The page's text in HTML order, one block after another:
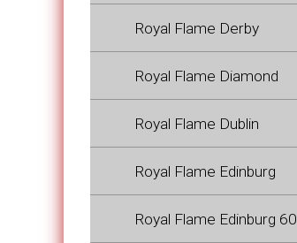
Royal Flame Derby
Royal Flame Diamond
Royal Flame Dublin
Royal Flame Edinburg
Royal Flame Edinburg 60